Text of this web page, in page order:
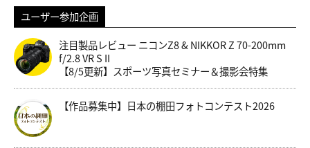
ユーザー参加企画
注目製品レビュー ニコンZ8 & NIKKOR Z 70-200mm
f/2.8 VR S II
【8/5更新】スポーツ写真セミナー＆撮影会特集
【作品募集中】日本の棚田フォトコンテスト2026